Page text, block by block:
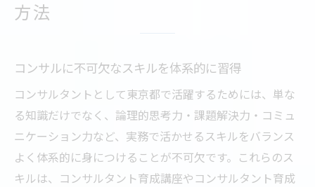
方法
コンサルに不可欠なスキルを体系的に習得
コンサルタントとして東京都で活躍するためには、単な
る知識だけでなく、論理的思考力・課題解決力・コミュ
ニケーション力など、実務で活かせるスキルをバランス
よく体系的に身につけることが不可欠です。これらのス
キルは、コンサルタント育成講座やコンサルタント育成